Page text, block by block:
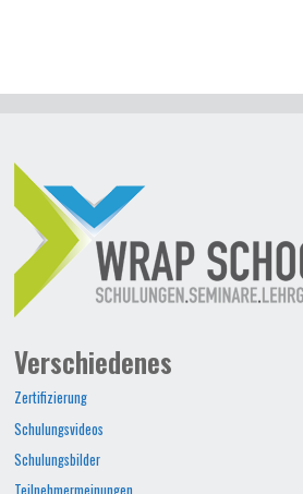
Verschiedenes
Zertifizierung
Schulungsvideos
Schulungsbilder